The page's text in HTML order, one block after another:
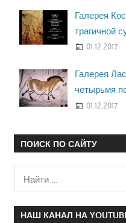
Галерея
трагичной
01.12.2017
Галерея
четырьмя
01.12.2017
ПОИСК ПО САЙТУ
НАШ КАНАЛ НА